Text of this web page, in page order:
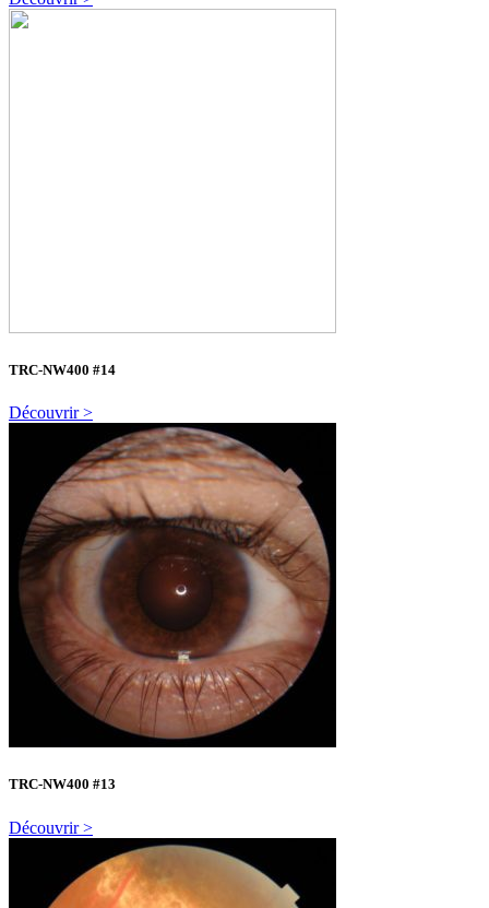
TRC-NW400 #14
Découvrir >
TRC-NW400 #13
Découvrir >